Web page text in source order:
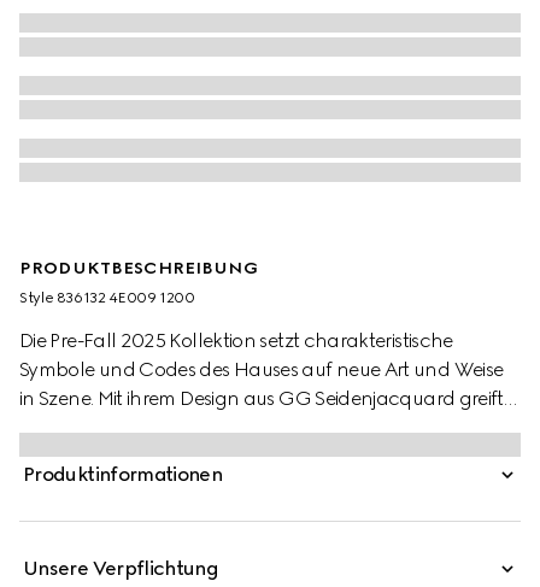
PRODUKTBESCHREIBUNG
Style ‎836132 4E009 1200
Die Pre-Fall 2025 Kollektion setzt charakteristische
Symbole und Codes des Hauses auf neue Art und Weise
in Szene. Mit ihrem Design aus GG Seidenjacquard greift
diese Krawatte das historische Monogramm-Motiv von
Gucci auf.
Produktinformationen
Unsere Verpflichtung